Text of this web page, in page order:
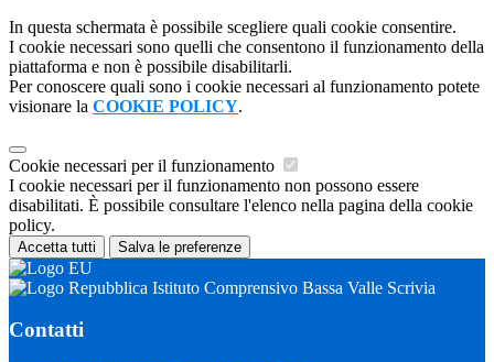
In questa schermata è possibile scegliere quali cookie consentire.
I cookie necessari sono quelli che consentono il funzionamento della
piattaforma e non è possibile disabilitarli.
Per conoscere quali sono i cookie necessari al funzionamento potete
visionare la COOKIE POLICY.
Cookie necessari per il funzionamento
I cookie necessari per il funzionamento non possono essere
disabilitati. È possibile consultare l'elenco nella pagina della cookie
policy.
Accetta tutti Salva le preferenze
Istituto Comprensivo Bassa Valle Scrivia
Contatti